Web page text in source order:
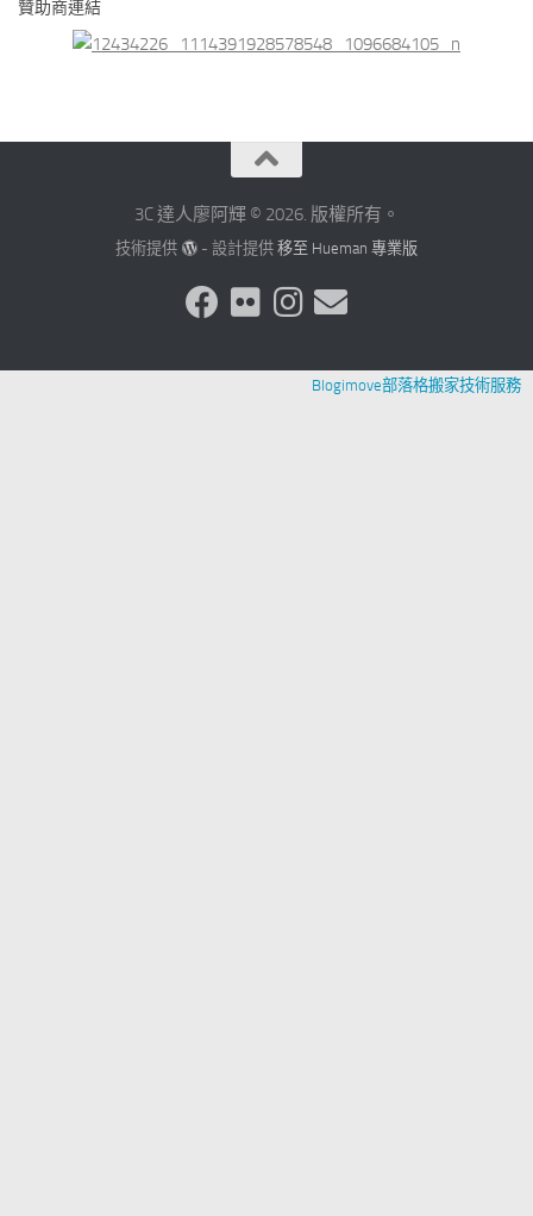
贊助商連結
3C 達人廖阿輝 © 2026. 版權所有。
技術提供 - 設計提供 移至 Hueman 專業版
Blogimove部落格搬家技術服務